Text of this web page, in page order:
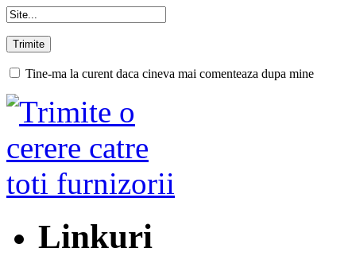
Tine-ma la curent daca cineva mai comenteaza dupa mine
Linkuri